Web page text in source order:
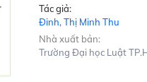
Tác giả:
Đinh, Thị Minh Thu
Nhà xuất bản:
Trường Đại học Luật